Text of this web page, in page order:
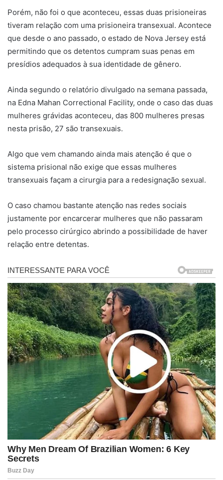
Porém, não foi o que aconteceu, essas duas prisioneiras
tiveram relação com uma prisioneira transexual. Acontece
que desde o ano passado, o estado de Nova Jersey está
permitindo que os detentos cumpram suas penas em
presídios adequados à sua identidade de gênero.
Ainda segundo o relatório divulgado na semana passada,
na Edna Mahan Correctional Facility, onde o caso das duas
mulheres grávidas aconteceu, das 800 mulheres presas
nesta prisão, 27 são transexuais.
Algo que vem chamando ainda mais atenção é que o
sistema prisional não exige que essas mulheres
transexuais façam a cirurgia para a redesignação sexual.
O caso chamou bastante atenção nas redes sociais
justamente por encarcerar mulheres que não passaram
pelo processo cirúrgico abrindo a possibilidade de haver
relação entre detentas.